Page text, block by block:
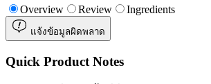
Overview
Review Ingredients
แจ้งข้อมูลผิดพลาด
Quick Product Notes